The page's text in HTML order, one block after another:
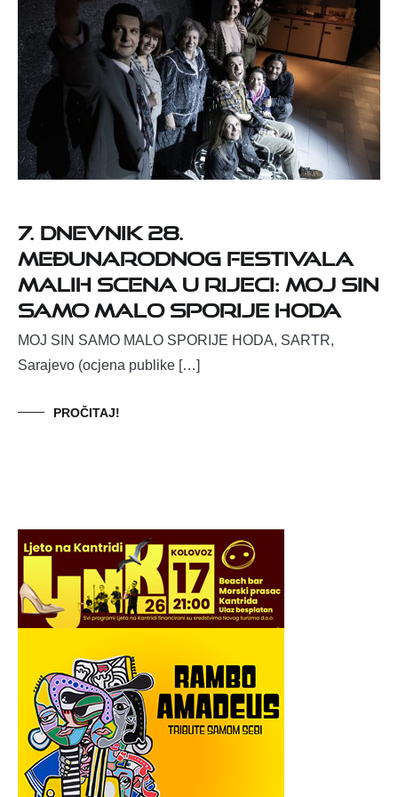
7. DNEVNIK 28.
MEĐUNARODNOG FESTIVALA
MALIH SCENA U RIJECI: Moj sin
samo malo sporije hoda
MOJ SIN SAMO MALO SPORIJE HODA, SARTR,
Sarajevo (ocjena publike […]
PROČITAJ!